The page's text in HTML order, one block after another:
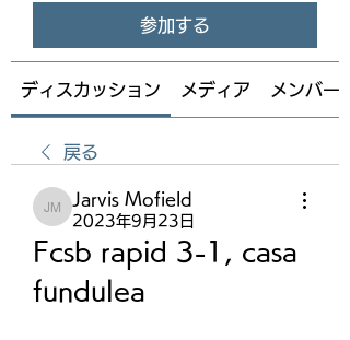
参加する
ディスカッション メディア メンバー
戻る
Jarvis Mofield
Jarvis Mofield
2023年9月23日
Fcsb rapid 3-1, casa
fundulea